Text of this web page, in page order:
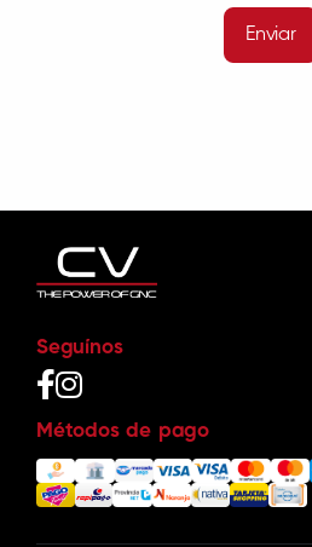
Enviar
Seguínos
Métodos de pago